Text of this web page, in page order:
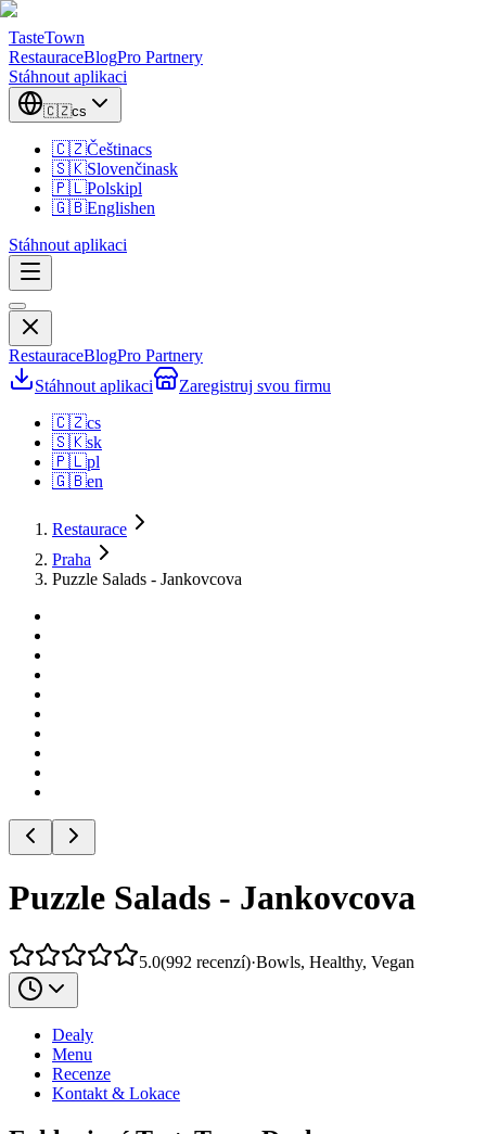
TasteTown
RestauraceBlogPro Partnery
Stáhnout aplikaci
🇨🇿cs
🇨🇿Češtinacs
🇸🇰Slovenčinask
🇵🇱Polskipl
🇬🇧Englishen
Stáhnout aplikaci
RestauraceBlogPro Partnery
Stáhnout aplikaci
Zaregistruj svou firmu
🇨🇿cs
🇸🇰sk
🇵🇱pl
🇬🇧en
Restaurace
Praha
Puzzle Salads - Jankovcova
Puzzle Salads - Jankovcova
5.0(992 recenzí)·Bowls, Healthy, Vegan
Dealy
Menu
Recenze
Kontakt & Lokace